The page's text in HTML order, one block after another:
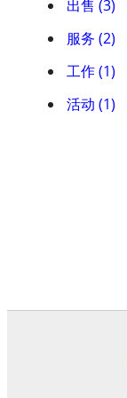
出售 (3)
服务 (2)
工作 (1)
活动 (1)